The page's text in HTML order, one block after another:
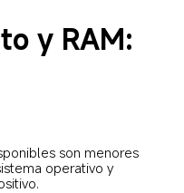
y RAM:
son menores
operativo y